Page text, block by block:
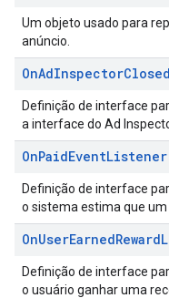
Um objeto usado para
anúncio.
OnAdInspectorClosed
Definição de interface
a interface do Ad
OnPaidEventListener
Definição de interface
o sistema estima que um
OnUserEarnedReward
Definição de interface
o usuário ganhar uma